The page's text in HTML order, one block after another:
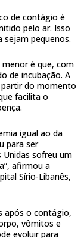
de contágio é
pelo ar. Isso
sejam pequenos.
é que, com
de incubação. A
do momento
facilita o
igual ao da
para ser
sofreu um
afirmou a
Sírio-Libanês,
após o contágio,
vômitos e
evoluir para